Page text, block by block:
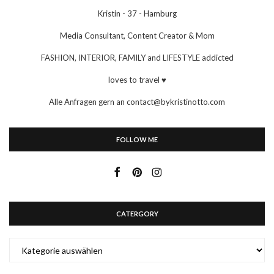
Kristin - 37 - Hamburg
Media Consultant, Content Creator & Mom
FASHION, INTERIOR, FAMILY and LIFESTYLE addicted
loves to travel ♥
Alle Anfragen gern an contact@bykristinotto.com
FOLLOW ME
CATERGORY